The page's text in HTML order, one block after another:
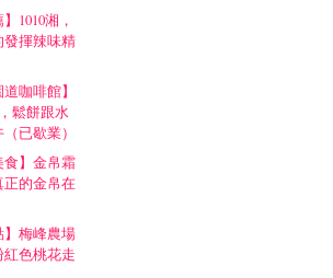
1010湘，
發揮辣味精
咖啡館】
鬆餅跟水
已歇業）
食】金帛霜
的金帛在
】梅峰農場
色桃花走